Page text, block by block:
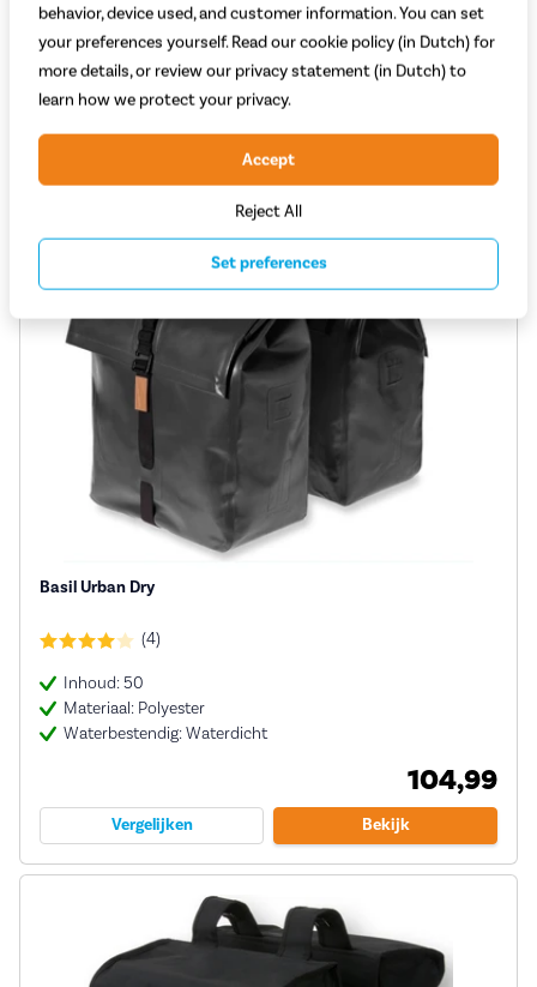
64,99
Vergelijken Bekijk
Basil Urban Dry
(4)
Inhoud: 50
Materiaal: Polyester
Waterbestendig: Waterdicht
104,99
Vergelijken Bekijk
behavior, device used, and customer information. You can set
your preferences yourself. Read our cookie policy (in Dutch) for
more details, or review our privacy statement (in Dutch) to
learn how we protect your privacy.
Reject All
Accept
Set preferences